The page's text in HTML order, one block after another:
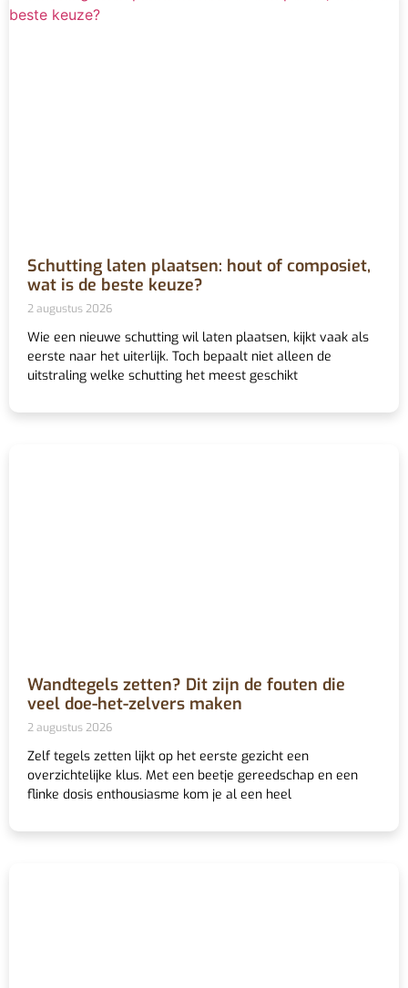
Schutting laten plaatsen: hout of composiet,
wat is de beste keuze?
2 augustus 2026
Wie een nieuwe schutting wil laten plaatsen, kijkt vaak als
eerste naar het uiterlijk. Toch bepaalt niet alleen de
uitstraling welke schutting het meest geschikt
Wandtegels zetten? Dit zijn de fouten die
veel doe-het-zelvers maken
2 augustus 2026
Zelf tegels zetten lijkt op het eerste gezicht een
overzichtelijke klus. Met een beetje gereedschap en een
flinke dosis enthousiasme kom je al een heel